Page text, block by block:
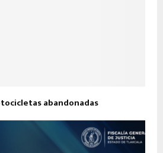
abandonadas